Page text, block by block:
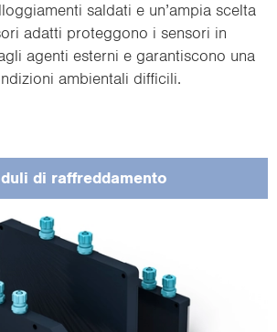
sal­da­ti e un’ampia scel­ta
adat­ti pro­teg­go­no i sen­so­ri in
agen­ti ester­ni e ga­ran­ti­sco­no una
am­bien­ta­li dif­fi­ci­li.
di raf­fred­da­men­to
spor­co, dai graf­fi o dai danni sulle fi­ne­stre di ispe­